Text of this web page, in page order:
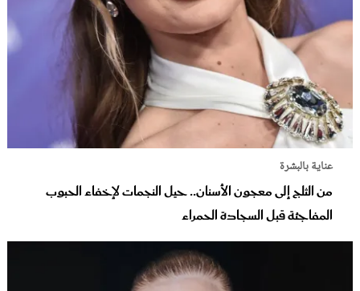
عناية بالبشرة
من الثلج إلى معجون الأسنان.. حيل النجمات لإخفاء الحبوب
المفاجئة قبل السجادة الحمراء